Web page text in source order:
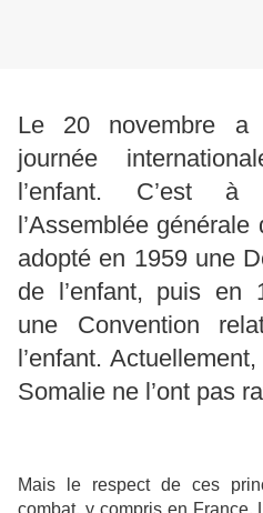
Le 20 novembre a
journée
l’enfant. C’est
l’Assemblée
adopté en 1959 une
de l’enfant, puis en
une Convention
l’enfant.
Somalie ne l’ont pas
Mais le respect de ces